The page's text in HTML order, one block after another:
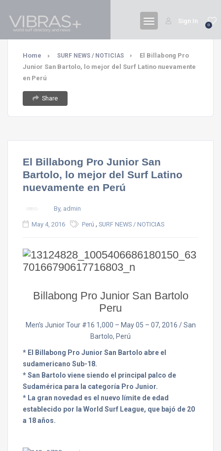
0
Sign In
Home SURF NEWS / NOTICIAS
El Billabong Pro
Junior San Bartolo, lo mejor del Surf Latino nuevamente
en Perú
Share
El Billabong Pro Junior San
Bartolo, lo mejor del Surf Latino
nuevamente en Perú
By, admin
May 4, 2016 Perú , SURF NEWS / NOTICIAS
Billabong Pro Junior San Bartolo
Peru
Men’s Junior Tour #16 1,000 – May 05 – 07, 2016 / San
Bartolo, Perú
* El Billabong Pro Junior San Bartolo abre el
sudamericano Sub-18.
* San Bartolo viene siendo el principal palco de
Sudamérica para la categoría Pro Junior.
* La gran novedad es el nuevo límite de edad
establecido por la World Surf League, que bajó de 20
a 18 años.